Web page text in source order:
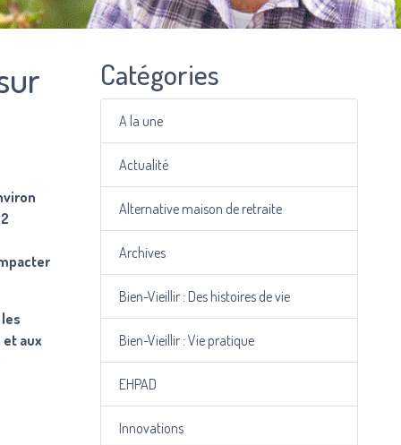
aux
Catégories
A la une
Actualité
Alternative maison de retraite
Archives
Bien-Vieillir : Des histoires de vie
Bien-Vieillir : Vie pratique
EHPAD
Innovations